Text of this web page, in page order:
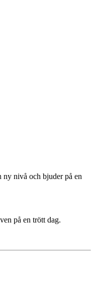
ny nivå och bjuder på en
på en trött dag.